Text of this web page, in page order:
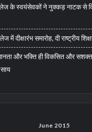
के स्वयंसेवकों ने नुक्कड़ नाटक से
में दीक्षारंभ समारोह, दी राष्ट्रीय
और भक्ति ही विकसित और
June 2015